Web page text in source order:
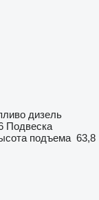
дизель
Подвеска
подъема 63,8